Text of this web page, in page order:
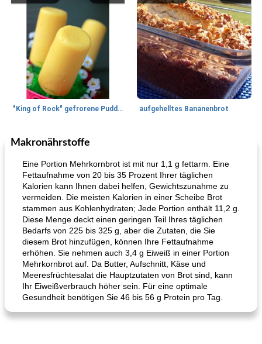
"King of Rock" gefrorene Pudding Pops aufgehelltes Bananenbrot
Mittagessen / Snacks
Hühnchen, Süßkartoffelsuppe
Makronährstoffe
Eine Portion Mehrkornbrot ist mit nur 1,1 g fettarm. Eine
Fettaufnahme von 20 bis 35 Prozent Ihrer täglichen
Kalorien kann Ihnen dabei helfen, Gewichtszunahme zu
vermeiden. Die meisten Kalorien in einer Scheibe Brot
stammen aus Kohlenhydraten; Jede Portion enthält 11,2 g.
Diese Menge deckt einen geringen Teil Ihres täglichen
Bedarfs von 225 bis 325 g, aber die Zutaten, die Sie
diesem Brot hinzufügen, können Ihre Fettaufnahme
erhöhen. Sie nehmen auch 3,4 g Eiweiß in einer Portion
Mehrkornbrot auf. Da Butter, Aufschnitt, Käse und
Meeresfrüchtesalat die Hauptzutaten von Brot sind, kann
Ihr Eiweißverbrauch höher sein. Für eine optimale
Gesundheit benötigen Sie 46 bis 56 g Protein pro Tag.